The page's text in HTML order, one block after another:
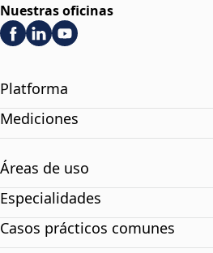
Nuestras oficinas
Platforma
Mediciones
Áreas de uso
Especialidades
Casos prácticos comunes